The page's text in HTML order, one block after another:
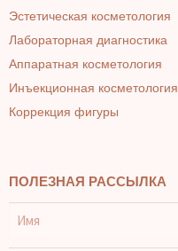
Эстетическая косметология
Лабораторная диагностика
Аппаратная косметология
Инъекционная косметология
Коррекция фигуры
ПОЛЕЗНАЯ РАССЫЛКА